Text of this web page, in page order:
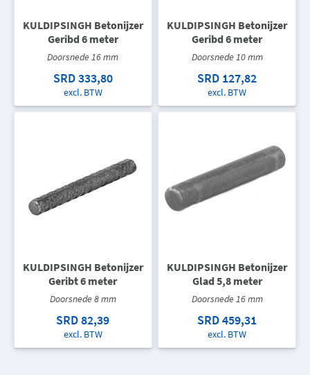
KULDIPSINGH Betonijzer
Geribd 6 meter
Doorsnede 16 mm
SRD 333,80
excl. BTW
KULDIPSINGH Betonijzer
Geribd 6 meter
Doorsnede 10 mm
SRD 127,82
excl. BTW
KULDIPSINGH Betonijzer
Geribt 6 meter
Doorsnede 8 mm
SRD 82,39
excl. BTW
KULDIPSINGH Betonijzer
Glad 5,8 meter
Doorsnede 16 mm
SRD 459,31
excl. BTW